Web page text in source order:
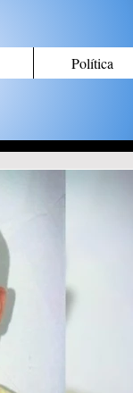
Política